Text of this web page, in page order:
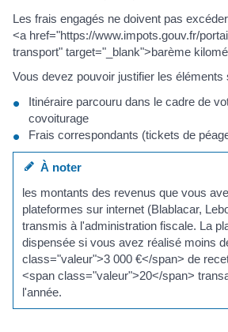
Les frais engagés ne doivent pas
<a href="https://www.impots.gouv.fr/
transport" target="_blank">barème
Vous devez pouvoir justifier les éléments
Itinéraire parcouru dans le cadre de
covoiturage
Frais correspondants (tickets de
À noter
les montants des revenus que vous
plateformes sur internet (Blablacar,
transmis à l'administration fiscale. La
dispensée si vous avez réalisé moins
class="valeur">3 000 €</span> de
<span class="valeur">20</span>
l'année.